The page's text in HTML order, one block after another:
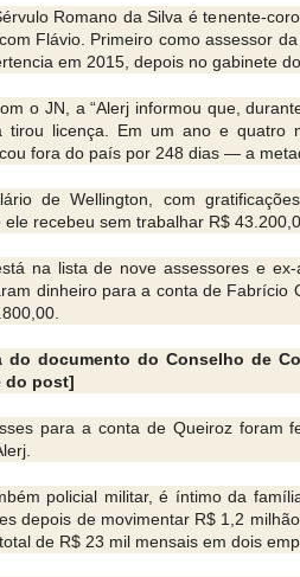
Romano da Silva é tenente-
Flávio. Primeiro como assessor
em 2015, depois no gabinete
o JN, a “Alerj informou que,
tirou licença. Em um ano e quatro
fora do país por 248 dias — a
de Wellington, com
ele recebeu sem trabalhar R$
na lista de nove assessores e
dinheiro para a conta de Fabrício
do documento do Conselho de
do post]
para a conta de Queiroz foram
policial militar, é íntimo da
depois de movimentar R$ 1,2
de R$ 23 mil mensais em dois